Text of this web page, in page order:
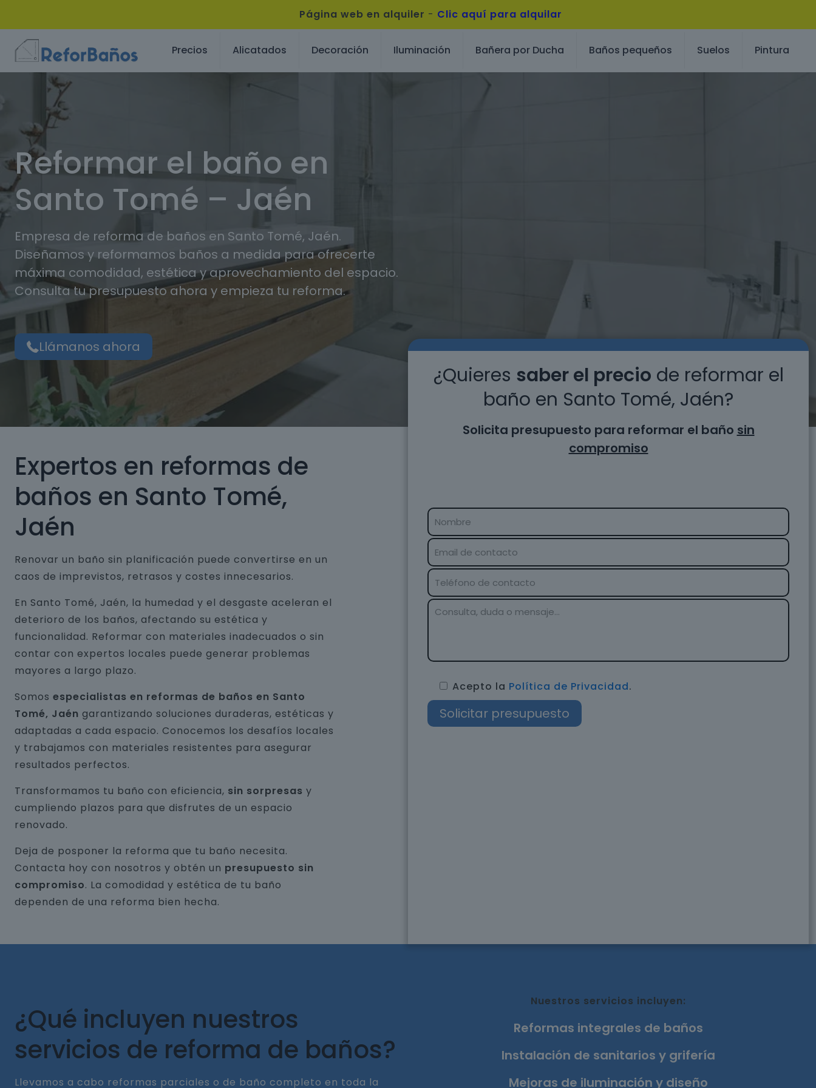
Página web en alquiler - Clic aquí para alquilar
Precios Alicatados Decoración Iluminación Bañera por Ducha Baños pequeños Suelos Pintura
Reformar el baño en
Santo Tomé – Jaén
Empresa de reforma de baños en Santo Tomé, Jaén.
Diseñamos y reformamos baños a medida para ofrecerte
máxima comodidad, estética y aprovechamiento del espacio.
Consulta tu presupuesto ahora y empieza tu reforma.
Llámanos ahora
Expertos en reformas de
baños en Santo Tomé,
Jaén
Renovar un baño sin planificación puede convertirse en un
caos de imprevistos, retrasos y costes innecesarios.
En Santo Tomé, Jaén, la humedad y el desgaste aceleran el
deterioro de los baños, afectando su estética y
funcionalidad. Reformar con materiales inadecuados o sin
contar con expertos locales puede generar problemas
mayores a largo plazo.
Somos especialistas en reformas de baños en Santo
Tomé, Jaén garantizando soluciones duraderas, estéticas y
adaptadas a cada espacio. Conocemos los desafíos locales
y trabajamos con materiales resistentes para asegurar
resultados perfectos.
Transformamos tu baño con eficiencia, sin sorpresas y
cumpliendo plazos para que disfrutes de un espacio
renovado.
Deja de posponer la reforma que tu baño necesita.
Contacta hoy con nosotros y obtén un presupuesto sin
compromiso. La comodidad y estética de tu baño
dependen de una reforma bien hecha.
¿Quieres saber el precio de reformar el
baño en Santo Tomé, Jaén?
Solicita presupuesto para reformar el baño sin
compromiso
Acepto la Política de Privacidad.
¿Qué incluyen nuestros
servicios de reforma de baños?
Llevamos a cabo reformas parciales o de baño completo en toda la
Nuestros servicios incluyen:
Reformas integrales de baños
Instalación de sanitarios y grifería
Mejoras de iluminación y diseño